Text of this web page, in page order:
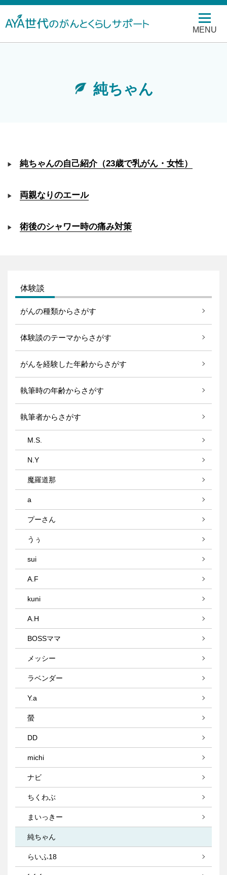
MENU
純ちゃん
純ちゃんの自己紹介（23歳で乳がん・女性）
両親なりのエール
術後のシャワー時の痛み対策
体験談
がんの種類からさがす
体験談のテーマからさがす
がんを経験した年齢からさがす
執筆時の年齢からさがす
執筆者からさがす
M.S.
N.Y
魔羅道那
a
プーさん
うぅ
sui
A.F
kuni
A.H
BOSSママ
メッシー
ラベンダー
Y.a
螢
DD
michi
ナビ
ちくわぶ
まいっきー
純ちゃん
らいふ18